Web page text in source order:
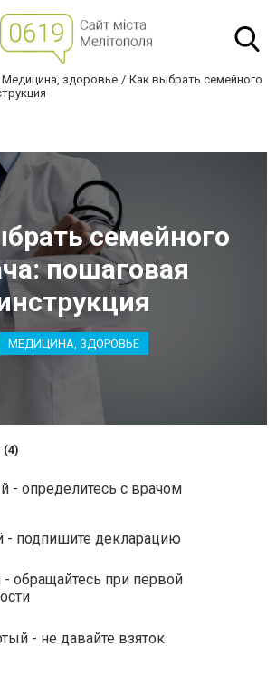
Медицина, здоровье
Как выбрать семейного
семейного
пошаговая
МЕДИЦИНА, ЗДОРОВЬЕ
(4)
- определитесь с врачом
- подпишите декларацию
- обращайтесь при первой
- не давайте взяток